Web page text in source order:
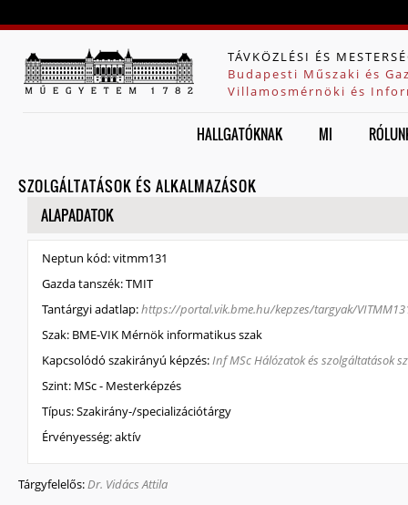
TÁVKÖZLÉSI ÉS
Budapesti Műszaki és
Villamosmérnöki és
HALLGATÓKNAK MI
SZOLGÁLTATÁSOK ÉS ALKALMAZÁSOK
ELREJT
ALAPADATOK
Neptun kód:vitmm131
Gazda tanszék:TMIT
Tantárgyi adatlap:https://portal.vik.bme.hu/kepzes/targyak/
Szak: BME-VIK Mérnök informatikus szak
Kapcsolódó szakirányú képzés: Inf MSc Hálózatok és szolgáltatások
Szint: MSc - Mesterképzés
Típus:Szakirány-/specializációtárgy
Érvényesség:aktív
Tárgyfelelős: Dr. Vidács Attila